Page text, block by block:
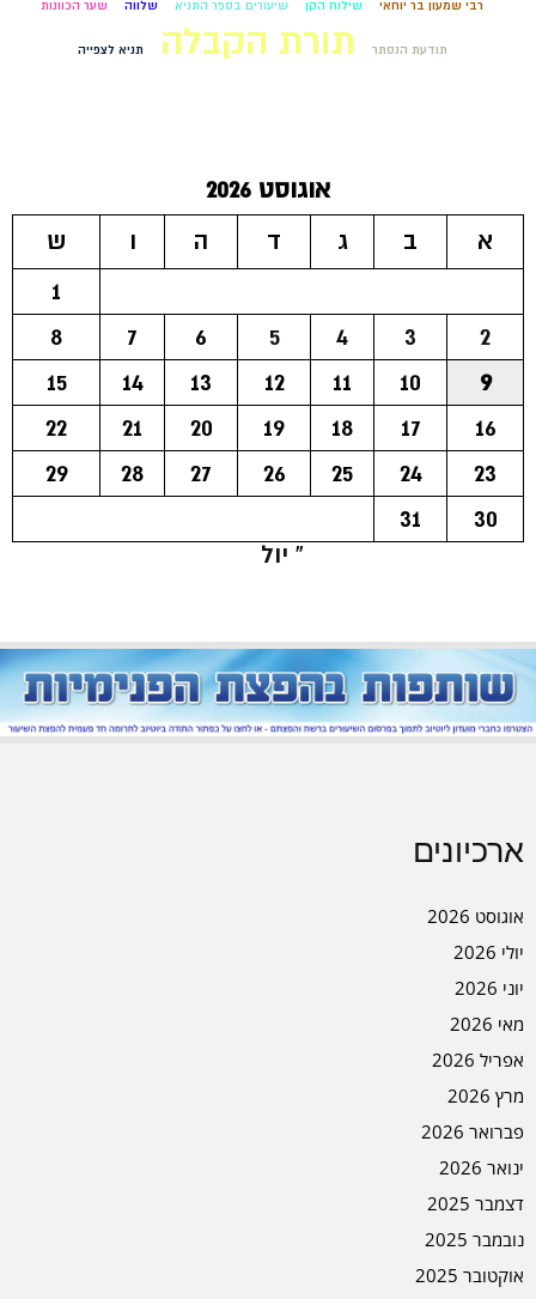
רבי שמעון בר יוחאי שילוח הקן שיעורים בספר התניא שלווה שער הכוונות
תודעת הנסתר תורת הקבלה תניא לצפייה
אוגוסט 2026
א
ב ג ד ה ו
ש
1
2
3
4
5
6
7
8
9
10
11
12
13
14
15
16
17
18
19
20
21
22
23
24
25
26
27
28
29
30
31
« יול
ארכיונים
אוגוסט 2026
יולי 2026
יוני 2026
מאי 2026
אפריל 2026
מרץ 2026
פברואר 2026
ינואר 2026
דצמבר 2025
נובמבר 2025
אוקטובר 2025